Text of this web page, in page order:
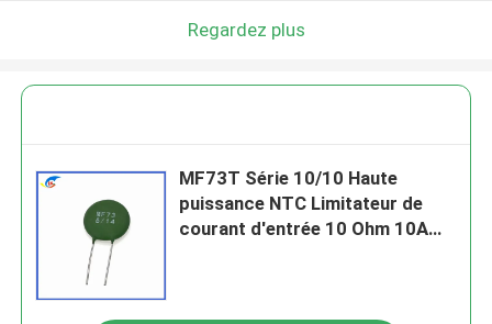
Regardez plus
MF73T Série 10/10 Haute
puissance NTC Limitateur de
courant d'entrée 10 Ohm 10A